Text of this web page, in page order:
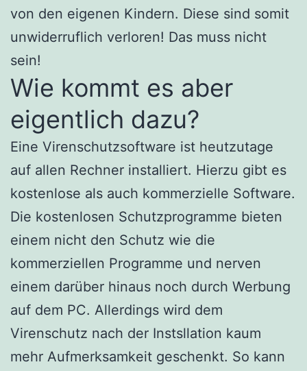
von den eigenen Kindern. Diese sind somit
unwiderruflich verloren! Das muss nicht
sein!
Wie kommt es aber
eigentlich dazu?
Eine Virenschutzsoftware ist heutzutage
auf allen Rechner installiert. Hierzu gibt es
kostenlose als auch kommerzielle Software.
Die kostenlosen Schutzprogramme bieten
einem nicht den Schutz wie die
kommerziellen Programme und nerven
einem darüber hinaus noch durch Werbung
auf dem PC. Allerdings wird dem
Virenschutz nach der Instsllation kaum
mehr Aufmerksamkeit geschenkt. So kann